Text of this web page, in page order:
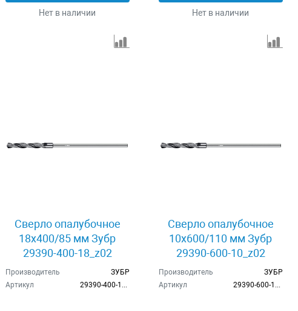
Нет в наличии Нет в наличии
Сверло опалубочное
18x400/85 мм Зубр
29390-400-18_z02
Производитель
ЗУБР
Артикул
29390-400-18_z02
Сверло опалубочное
10x600/110 мм Зубр
29390-600-10_z02
Производитель
ЗУБР
Артикул
29390-600-10_z02